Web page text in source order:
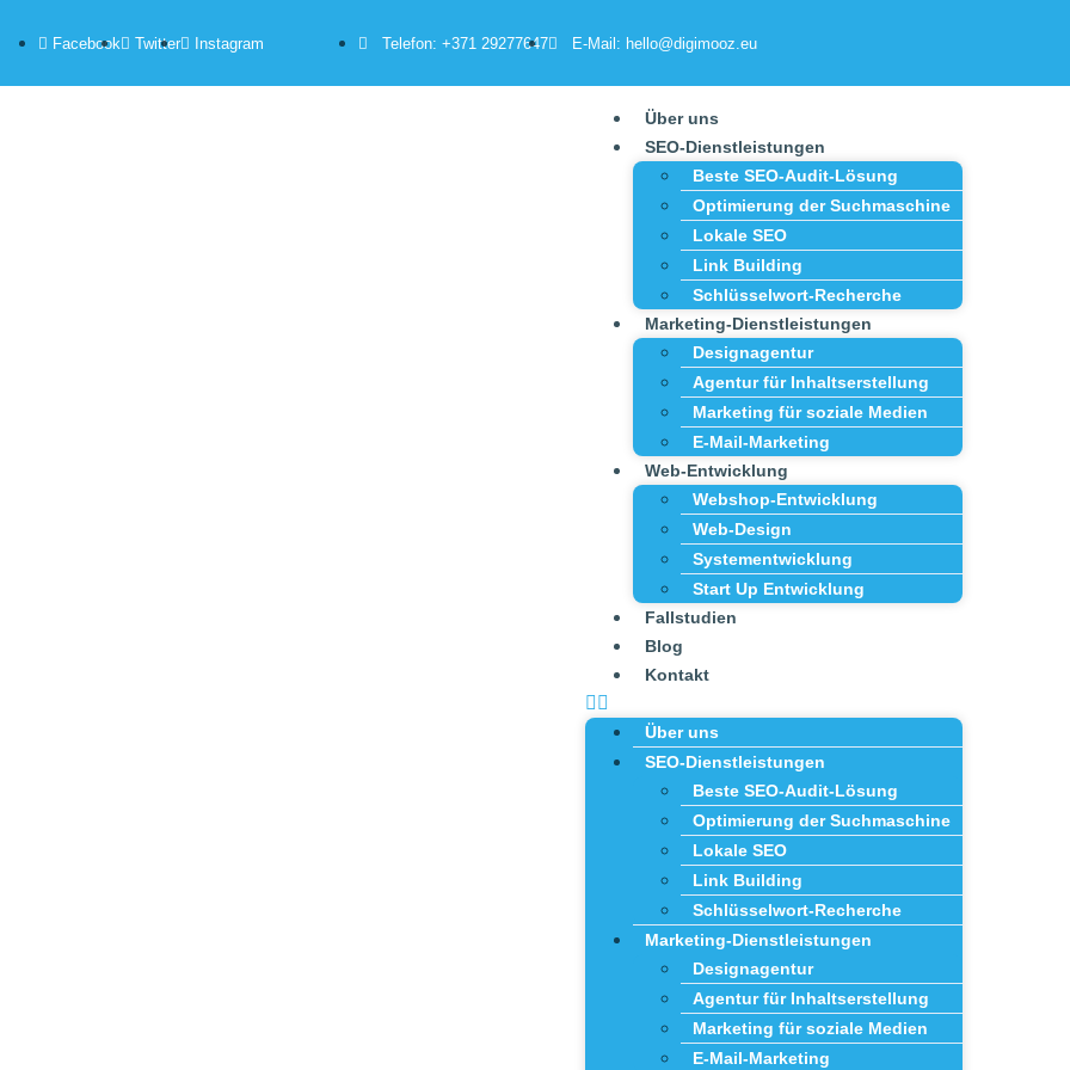
Facebook Twitter Instagram Telefon: +371 29277647 E-Mail: hello@digimooz.eu
Über uns
SEO-Dienstleistungen
Beste SEO-Audit-Lösung
Optimierung der Suchmaschine
Lokale SEO
Link Building
Schlüsselwort-Recherche
Marketing-Dienstleistungen
Designagentur
Agentur für Inhaltserstellung
Marketing für soziale Medien
E-Mail-Marketing
Web-Entwicklung
Webshop-Entwicklung
Web-Design
Systementwicklung
Start Up Entwicklung
Fallstudien
Blog
Kontakt
Über uns
SEO-Dienstleistungen
Beste SEO-Audit-Lösung
Optimierung der Suchmaschine
Lokale SEO
Link Building
Schlüsselwort-Recherche
Marketing-Dienstleistungen
Designagentur
Agentur für Inhaltserstellung
Marketing für soziale Medien
E-Mail-Marketing